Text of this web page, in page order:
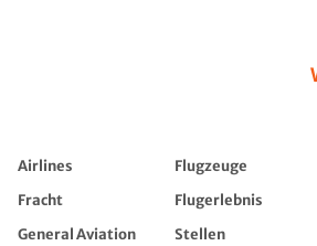
Airlines Flugzeuge
Fracht
Flugerlebnis
General Aviation
Stellen